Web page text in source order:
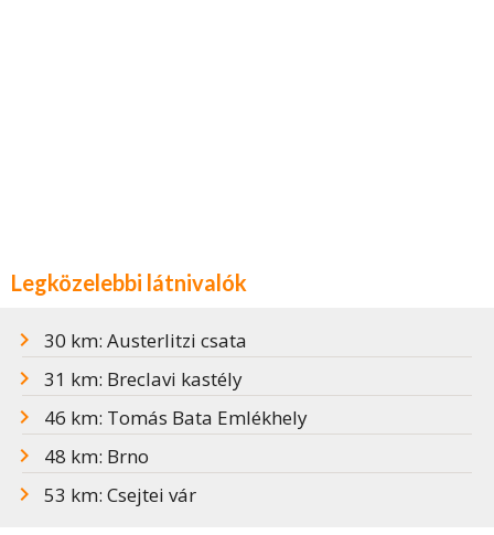
Legközelebbi látnivalók
30 km: Austerlitzi csata
31 km: Breclavi kastély
46 km: Tomás Bata Emlékhely
48 km: Brno
53 km: Csejtei vár